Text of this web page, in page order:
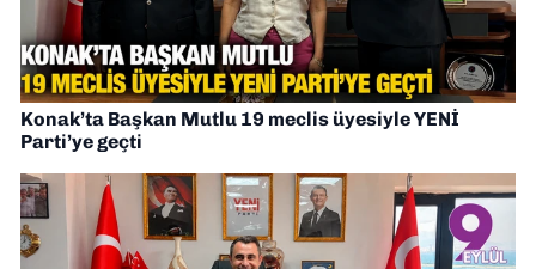
Konak’ta Başkan Mutlu 19 meclis üyesiyle YENİ
Parti’ye geçti